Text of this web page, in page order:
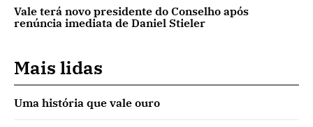
Vale terá novo presidente do Conselho após
renúncia imediata de Daniel Stieler
Mais lidas
Uma história que vale ouro